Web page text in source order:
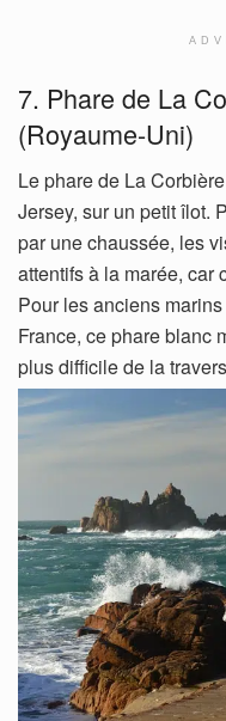
7. Phare de La
(Royaume-Uni)
Le phare de La
Jersey, sur un petit îlot.
par une chaussée, les
attentifs à la marée, car
Pour les anciens
France, ce phare blanc
plus difficile de la